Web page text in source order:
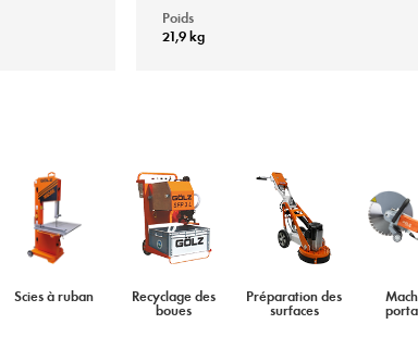
Poids
21,9 kg
Scies à ruban
Recyclage des
boues
Préparation des
surfaces